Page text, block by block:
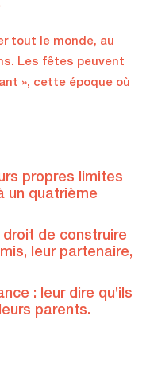
tout le monde, au
Les fêtes peuvent
», cette époque où
propres limites
un quatrième
droit de construire
leur partenaire,
: leur dire qu’ils
parents.